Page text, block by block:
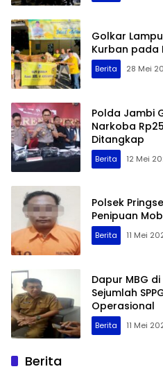
Golkar
Kurban pada
Berita 28 Mei
Polda Jambi
Narkoba
Ditangkap
Berita 12 Mei
Polsek
Penipuan
Berita 11 Mei
Dapur MBG
Sejumlah
Operasional
Berita 11 Mei
Berita